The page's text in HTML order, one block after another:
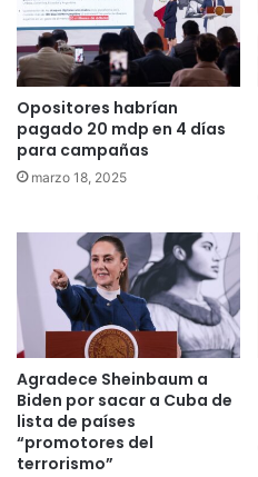
Opositores habrían
pagado 20 mdp en 4 días
para campañas
marzo 18, 2025
Agradece Sheinbaum a
Biden por sacar a Cuba de
lista de países
“promotores del
terrorismo”